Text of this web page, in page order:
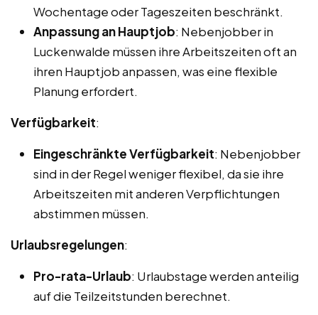
Wochentage oder Tageszeiten beschränkt.
Anpassung an Hauptjob: Nebenjobber in
Luckenwalde müssen ihre Arbeitszeiten oft an
ihren Hauptjob anpassen, was eine flexible
Planung erfordert.
Verfügbarkeit:
Eingeschränkte Verfügbarkeit: Nebenjobber
sind in der Regel weniger flexibel, da sie ihre
Arbeitszeiten mit anderen Verpflichtungen
abstimmen müssen.
Urlaubsregelungen:
Pro-rata-Urlaub: Urlaubstage werden anteilig
auf die Teilzeitstunden berechnet.